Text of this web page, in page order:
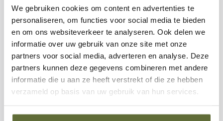
We gebruiken cookies om content en advertenties te
personaliseren, om functies voor social media te bieden
en om ons websiteverkeer te analyseren. Ook delen we
informatie over uw gebruik van onze site met onze
partners voor social media, adverteren en analyse. Deze
partners kunnen deze gegevens combineren met andere
informatie die u aan ze heeft verstrekt of die ze hebben
verzameld op basis van uw gebruik van hun services.
Schrob met de Scrubmat XL
het oppervlak tot de resten loskomen.
Droog je pan goed af– voorkomen van roest is
belangrijk.
Optioneel: verzorg met onderhoudswax– voor extra